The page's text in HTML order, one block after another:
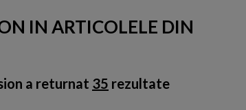
IN ARTICOLELE DIN
a returnat 35 rezultate